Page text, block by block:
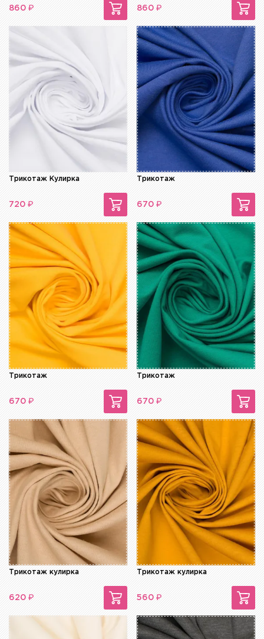
860 ₽ 860 ₽
Трикотаж Кулирка
720 ₽
Трикотаж
670 ₽
Трикотаж
670 ₽
Трикотаж
670 ₽
Трикотаж кулирка
620 ₽
Трикотаж кулирка
560 ₽